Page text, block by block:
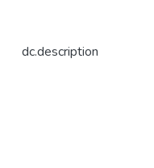
dc.description